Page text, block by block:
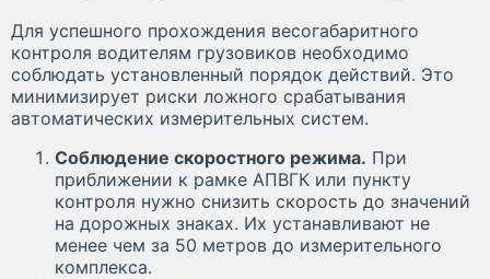
Для успешного прохождения весогабаритного
контроля водителям грузовиков необходимо
соблюдать установленный порядок действий. Это
минимизирует риски ложного срабатывания
автоматических измерительных систем.
Соблюдение скоростного режима. При
приближении к рамке АПВГК или пункту
контроля нужно снизить скорость до значений
на дорожных знаках. Их устанавливают не
менее чем за 50 метров до измерительного
комплекса.